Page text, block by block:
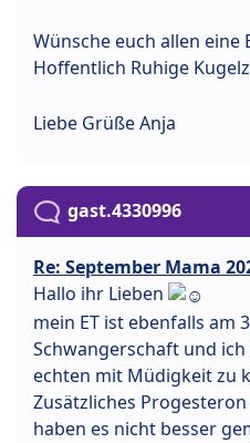
Wünsche euch allen eine
Hoffentlich Ruhige
Liebe Grüße Anja
gast.4330996
Re: September Mama
Hallo ihr Lieben
mein ET ist ebenfalls am
Schwangerschaft und
echten mit Müdigkeit zu
Zusätzliches
haben es nicht besser